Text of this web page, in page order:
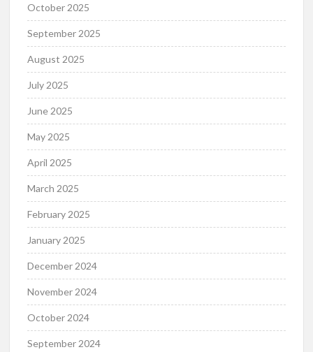
October 2025
September 2025
August 2025
July 2025
June 2025
May 2025
April 2025
March 2025
February 2025
January 2025
December 2024
November 2024
October 2024
September 2024